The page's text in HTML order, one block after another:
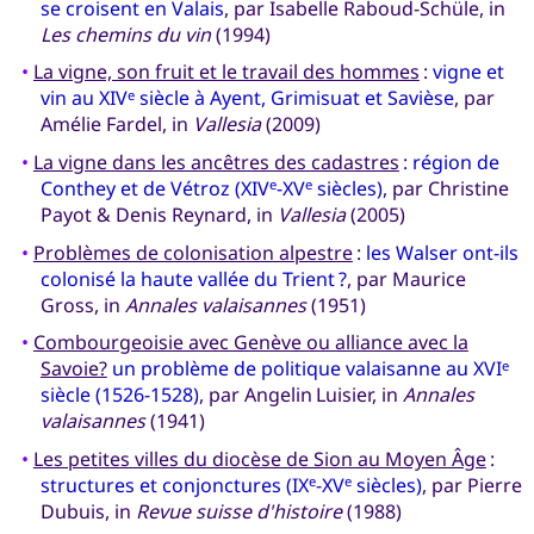
se croisent en Valais, par Isabelle Raboud-Schüle, in
Les chemins du vin(1994)
• La vigne, son fruit et le travail des hommes : vigne et
vin au XIVesiècle à Ayent, Grimisuat et Savièse, par
Amélie Fardel, in Vallesia(2009)
• La vigne dans les ancêtres des cadastres : région de
Conthey et de Vétroz (XIVe-XVesiècles), par Christine
Payot & Denis Reynard, in Vallesia(2005)
• Problèmes de colonisation alpestre: les Walser ont-ils
colonisé la haute vallée du Trient ?, par Maurice
Gross, in Annales valaisannes(1951)
• Combourgeoisie avec Genève ou alliance avec la
Savoie? un problème de politique valaisanne au XVIe
siècle (1526-1528), par Angelin Luisier, in Annales
valaisannes(1941)
• Les petites villes du diocèse de Sion au Moyen Âge:
structures et conjonctures (IXe-XVesiècles), par Pierre
Dubuis, in Revue suisse d'histoire(1988)